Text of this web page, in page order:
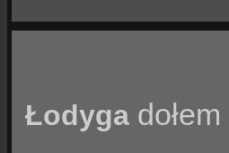
Łodyga